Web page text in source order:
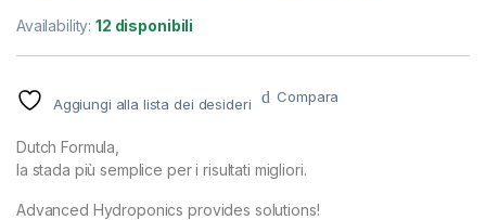
Availability:12 disponibili
Aggiungi alla lista dei desideri Compara
Dutch Formula,
la stada più semplice per i risultati migliori.
Advanced Hydroponics provides solutions!